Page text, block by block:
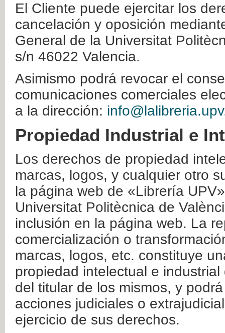
El Cliente puede ejercitar los
cancelación y oposición
General de la Universitat
s/n 46022 Valencia.
Asimismo podrá revocar el
comunicaciones comerciales
a la dirección:
Propiedad Industrial e
Los derechos de propiedad
marcas, logos, y cualquier otro
la página web de «Librería
Universitat Politècnica de
inclusión en la página web. La
comercialización o
marcas, logos, etc. constituye
propiedad intelectual e
del titular de los mismos, y
acciones judiciales o
ejercicio de sus derechos.